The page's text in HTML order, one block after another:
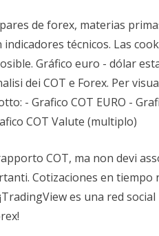
de forex, materias
técnicos. Las
Gráfico euro - dólar
dei COT e Forex. Per
- Grafico COT EURO -
COT Valute (multiplo)
COT, ma non devi
Cotizaciones en
es una red